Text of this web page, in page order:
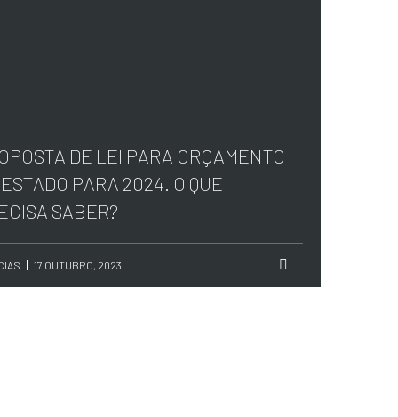
DE LEI PARA ORÇAMENTO
PARA 2024. O QUE
SABER?
17 OUTUBRO, 2023